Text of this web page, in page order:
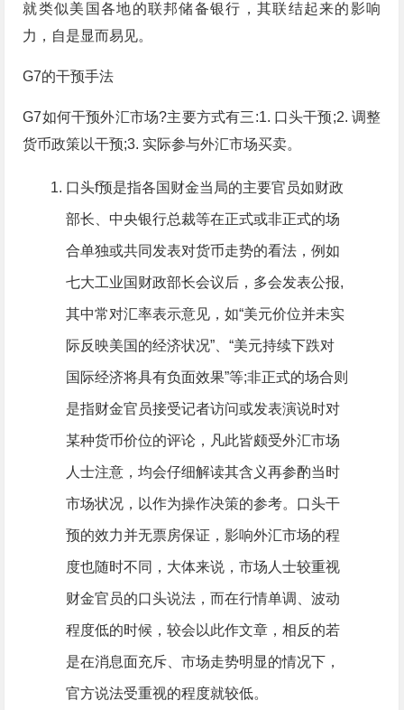
就类似美国各地的联邦储备银行，其联结起来的影响
力，自是显而易见。
G7的干预手法
G7如何干预外汇市场?主要方式有三:1. 口头干预;2. 调整
货币政策以干预;3. 实际参与外汇市场买卖。
口头f预是指各国财金当局的主要官员如财政
部长、中央银行总裁等在正式或非正式的场
合单独或共同发表对货币走势的看法，例如
七大工业国财政部长会议后，多会发表公报,
其中常对汇率表示意见，如“美元价位并未实
际反映美国的经济状况”、“美元持续下跌对
国际经济将具有负面效果”等;非正式的场合则
是指财金官员接受记者访问或发表演说时对
某种货币价位的评论，凡此皆颇受外汇市场
人士注意，均会仔细解读其含义再参酌当时
市场状况，以作为操作决策的参考。口头干
预的效力并无票房保证，影响外汇市场的程
度也随时不同，大体来说，市场人士较重视
财金官员的口头说法，而在行情单调、波动
程度低的时候，较会以此作文章，相反的若
是在消息面充斥、市场走势明显的情况下，
官方说法受重视的程度就较低。